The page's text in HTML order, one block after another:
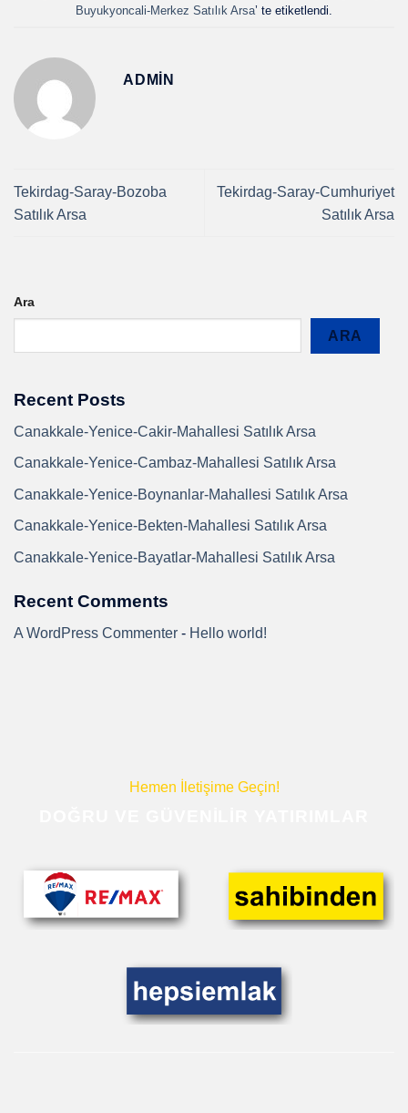
Buyukyoncali-Merkez Satılık Arsa’ te etiketlendi.
ADMIN
Tekirdag-Saray-Bozoba
Satılık Arsa
Tekirdag-Saray-Cumhuriyet
Satılık Arsa
Ara
ARA
Recent Posts
Canakkale-Yenice-Cakir-Mahallesi Satılık Arsa
Canakkale-Yenice-Cambaz-Mahallesi Satılık Arsa
Canakkale-Yenice-Boynanlar-Mahallesi Satılık Arsa
Canakkale-Yenice-Bekten-Mahallesi Satılık Arsa
Canakkale-Yenice-Bayatlar-Mahallesi Satılık Arsa
Recent Comments
A WordPress Commenter - Hello world!
Hemen İletişime Geçin!